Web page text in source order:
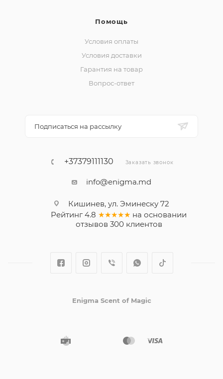
Помощь
Условия оплаты
Условия доставки
Гарантия на товар
Вопрос-ответ
Подписаться на рассылку
+37379111130 Заказать звонок
info@enigma.md
Кишинев, ул. Эминеску 72
Рейтинг 4.8 ★★★★★ на основании
отзывов 300клиентов
Enigma Scent of Magic